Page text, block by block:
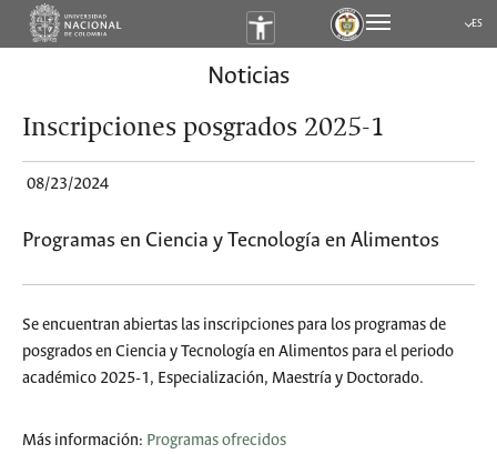
ES
Noticias
Inscripciones posgrados 2025-1
08/23/2024
Programas en Ciencia y Tecnología en Alimentos
Se encuentran abiertas las inscripciones para los programas de
posgrados en Ciencia y Tecnología en Alimentos para el periodo
académico 2025-1, Especialización, Maestría y Doctorado.
Más información: Programas ofrecidos